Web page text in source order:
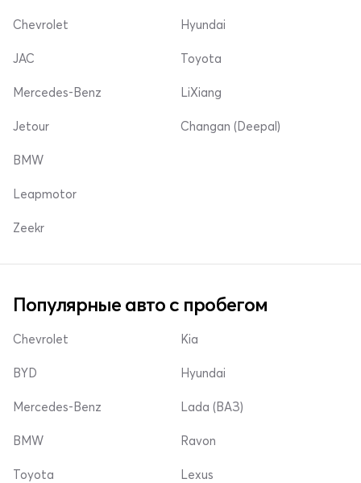
Chevrolet Hyundai
JAC
Mercedes-Benz
Jetour
Toyota
LiXiang
Changan (Deepal)
BMW
Leapmotor
Zeekr
Популярные авто с пробегом
Chevrolet
BYD
Mercedes-Benz
Kia
Hyundai
Lada (ВАЗ)
BMW
Toyota
Ravon
Lexus